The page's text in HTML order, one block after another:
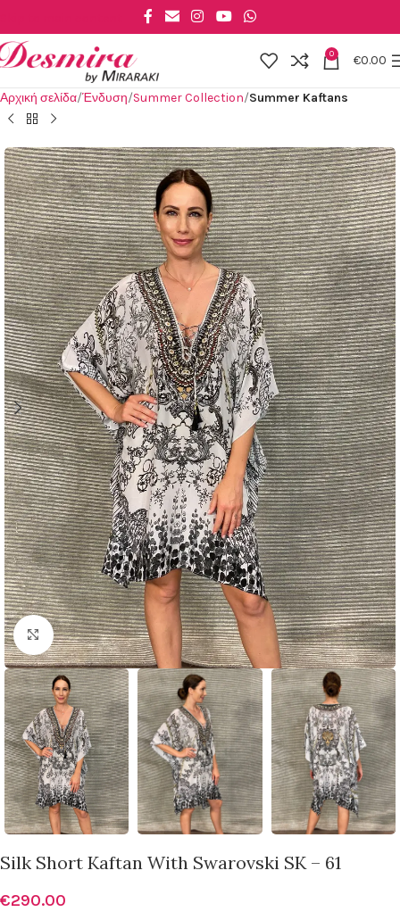
0 €0.00
Αρχική σελίδα Ένδυση Summer Collection Summer Kaftans
Click to enlarge
Silk Short Kaftan With Swarovski SK – 61
€290.00